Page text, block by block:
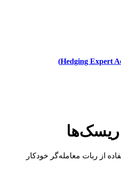
ریسک‌ها
از ربات معامله‌گر خودکار